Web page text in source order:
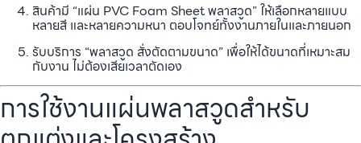
สินค้ามี “แผ่น PVC Foam Sheet พลาสวูด” ให้เลือกหลายแบบ
หลายสี และหลายความหนา ตอบโจทย์ทั้งงานภายในและภายนอก
รับบริการ “พลาสวูด สั่งตัดตามขนาด” เพื่อให้ได้ขนาดที่เหมาะสม
กับงาน ไม่ต้องเสียเวลาตัดเอง
การใช้งานแผ่นพลาสวูดสำหรับ